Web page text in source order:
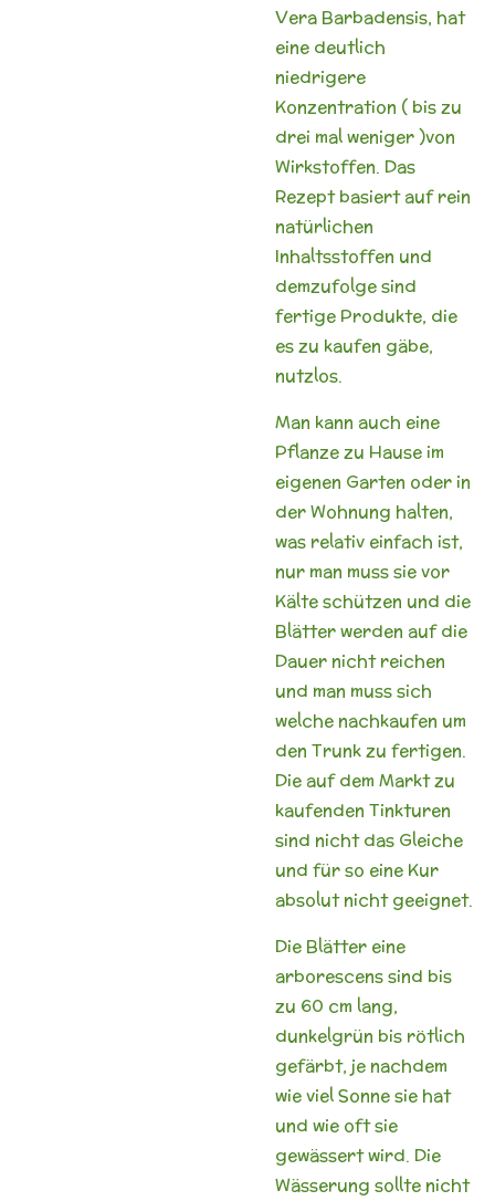
Vera Barbadensis, hat
eine deutlich
niedrigere
Konzentration ( bis zu
drei mal weniger )von
Wirkstoffen. Das
Rezept basiert auf rein
natürlichen
Inhaltsstoffen und
demzufolge sind
fertige Produkte, die
es zu kaufen gäbe,
nutzlos.
Man kann auch eine
Pflanze zu Hause im
eigenen Garten oder in
der Wohnung halten,
was relativ einfach ist,
nur man muss sie vor
Kälte schützen und die
Blätter werden auf die
Dauer nicht reichen
und man muss sich
welche nachkaufen um
den Trunk zu fertigen.
Die auf dem Markt zu
kaufenden Tinkturen
sind nicht das Gleiche
und für so eine Kur
absolut nicht geeignet.
Die Blätter eine
arborescens sind bis
zu 60 cm lang,
dunkelgrün bis rötlich
gefärbt, je nachdem
wie viel Sonne sie hat
und wie oft sie
gewässert wird. Die
Wässerung sollte nicht